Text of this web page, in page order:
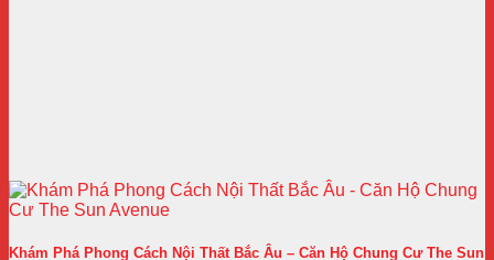
Khám Phá Phong Cách Nội Thất Bắc Âu – Căn Hộ Chung Cư The Sun